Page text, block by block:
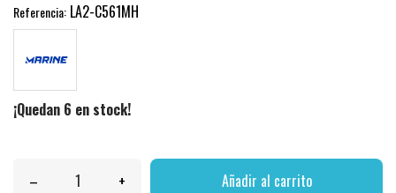
Referencia: LA2-C561MH
¡Quedan 6 en stock!
– + Añadir al carrito